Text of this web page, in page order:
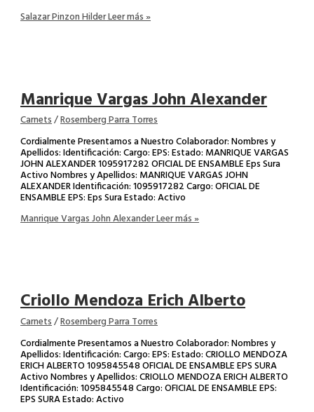
Salazar Pinzon HilderLeer más »
Manrique Vargas John Alexander
Carnets/Rosemberg Parra Torres
Cordialmente Presentamos a Nuestro Colaborador: Nombres y
Apellidos: Identificación: Cargo: EPS: Estado: MANRIQUE VARGAS
JOHN ALEXANDER 1095917282 OFICIAL DE ENSAMBLE Eps Sura
Activo Nombres y Apellidos: MANRIQUE VARGAS JOHN
ALEXANDER Identificación: 1095917282 Cargo: OFICIAL DE
ENSAMBLE EPS: Eps Sura Estado: Activo
Manrique Vargas John AlexanderLeer más »
Criollo Mendoza Erich Alberto
Carnets/Rosemberg Parra Torres
Cordialmente Presentamos a Nuestro Colaborador: Nombres y
Apellidos: Identificación: Cargo: EPS: Estado: CRIOLLO MENDOZA
ERICH ALBERTO 1095845548 OFICIAL DE ENSAMBLE EPS SURA
Activo Nombres y Apellidos: CRIOLLO MENDOZA ERICH ALBERTO
Identificación: 1095845548 Cargo: OFICIAL DE ENSAMBLE EPS:
EPS SURA Estado: Activo